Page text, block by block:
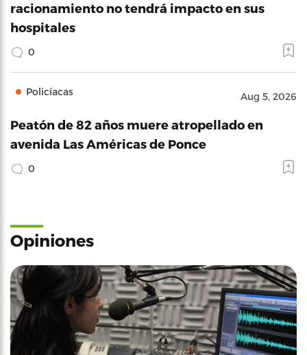
racionamiento no tendrá impacto en sus
hospitales
0
Policíacas Aug 5, 2026
Peatón de 82 años muere atropellado en
avenida Las Américas de Ponce
0
Opiniones